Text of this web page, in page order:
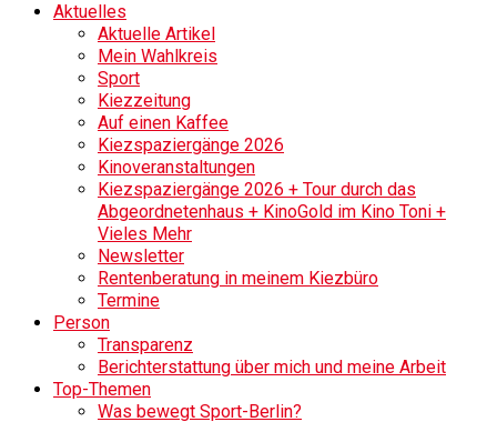
Aktuelles
Aktuelle Artikel
Mein Wahlkreis
Sport
Kiezzeitung
Auf einen Kaffee
Kiezspaziergänge 2026
Kinoveranstaltungen
Kiezspaziergänge 2026 + Tour durch das
Abgeordnetenhaus + KinoGold im Kino Toni +
Vieles Mehr
Newsletter
Rentenberatung in meinem Kiezbüro
Termine
Person
Transparenz
Berichterstattung über mich und meine Arbeit
Top-Themen
Was bewegt Sport-Berlin?